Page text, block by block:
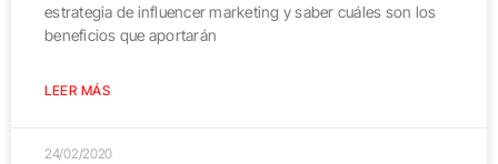
estrategia de influencer marketing y saber cuáles son los
beneficios que aportarán
LEER MÁS
24/02/2020